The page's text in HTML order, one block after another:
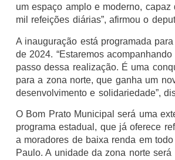
um espaço amplo e moderno, capaz
mil refeições diárias”, afirmou o
A inauguração está programada
de 2024. “Estaremos
passo dessa realização. É uma
para a zona norte, que ganha um
desenvolvimento e solidariedade”,
O Bom Prato Municipal será uma
programa estadual, que já oferece
a moradores de baixa renda em
Paulo. A unidade da zona norte